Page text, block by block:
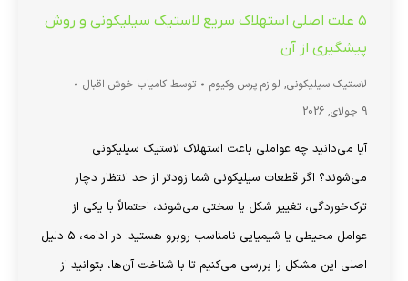
۵ علت اصلی استهلاک سریع لاستیک سیلیکونی و روش
پیشگیری از آن
لاستیک سیلیکونی, لوازم پرس وکیوم توسط کامیاب خوش اقبال
9 جولای, 2026
آیا می‌دانید چه عواملی باعث استهلاک لاستیک سیلیکونی
می‌شوند؟ اگر قطعات سیلیکونی شما زودتر از حد انتظار دچار
ترک‌خوردگی، تغییر شکل یا سختی می‌شوند، احتمالاً با یکی از
عوامل محیطی یا شیمیایی نامناسب روبرو هستید. در ادامه، ۵ دلیل
اصلی این مشکل را بررسی می‌کنیم تا با شناخت آن‌ها، بتوانید از